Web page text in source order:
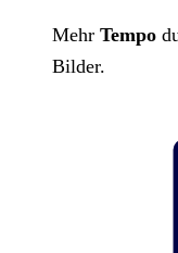
Mehr Tempo
Bilder.